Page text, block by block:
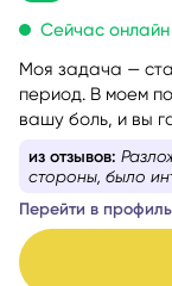
Сейчас онлайн
Моя задача —
период. В моем
вашу боль, и вы
новыми силами,
и консультант с
её внутреннюю
развития, чтобы
решениях. Я не
из отзывов:
стороны, было
Перейти в профиль